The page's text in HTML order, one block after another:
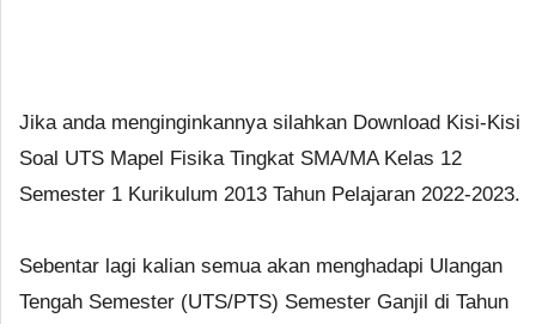
Jika anda menginginkannya silahkan Download Kisi-Kisi
Soal UTS Mapel Fisika Tingkat SMA/MA Kelas 12
Semester 1 Kurikulum 2013 Tahun Pelajaran 2022-2023.
Sebentar lagi kalian semua akan menghadapi Ulangan
Tengah Semester (UTS/PTS) Semester Ganjil di Tahun